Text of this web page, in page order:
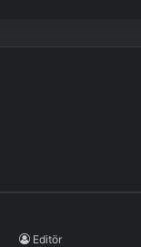
Editör